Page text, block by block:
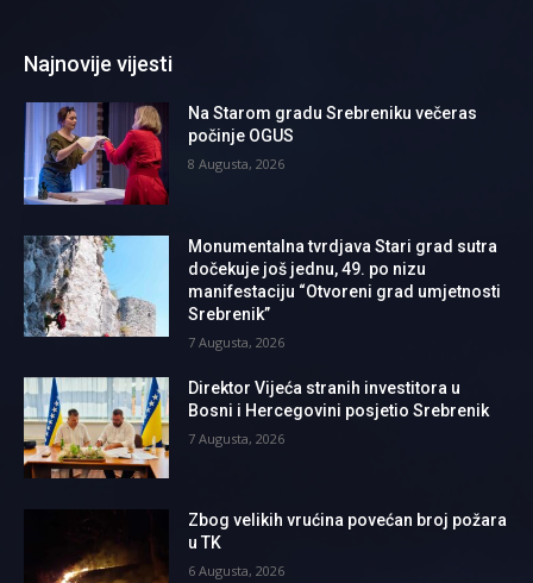
Najnovije vijesti
Na Starom gradu Srebreniku večeras
počinje OGUS
8 Augusta, 2026
Monumentalna tvrdjava Stari grad sutra
dočekuje još jednu, 49. po nizu
manifestaciju “Otvoreni grad umjetnosti
Srebrenik”
7 Augusta, 2026
Direktor Vijeća stranih investitora u
Bosni i Hercegovini posjetio Srebrenik
7 Augusta, 2026
Zbog velikih vrućina povećan broj požara
u TK
6 Augusta, 2026